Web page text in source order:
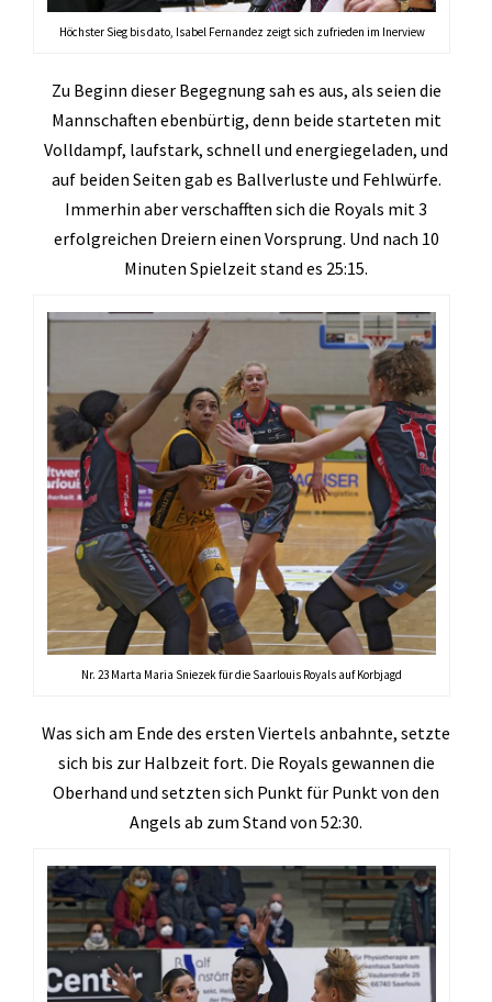
Turnen
TV 1872 Saarlouis e.V.
Vorstand
Turnrat
Datenschutzerklärung
Impressum
Datenschutzerklärung
Höchster Sieg bis dato, Isabel Fernandez zeigt sich zufrieden im Inerview
Zu Beginn dieser Begegnung sah es aus, als seien die
Mannschaften ebenbürtig, denn beide starteten mit
Volldampf, laufstark, schnell und energiegeladen, und
auf beiden Seiten gab es Ballverluste und Fehlwürfe.
Immerhin aber verschafften sich die Royals mit 3
erfolgreichen Dreiern einen Vorsprung. Und nach 10
Minuten Spielzeit stand es 25:15.
Nr. 23 Marta Maria Sniezek für die Saarlouis Royals auf Korbjagd
Was sich am Ende des ersten Viertels anbahnte, setzte
sich bis zur Halbzeit fort. Die Royals gewannen die
Oberhand und setzten sich Punkt für Punkt von den
Angels ab zum Stand von 52:30.